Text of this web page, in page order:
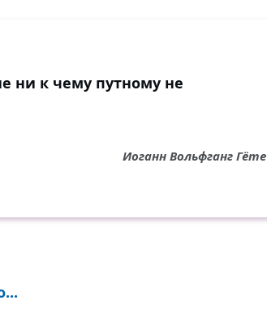
ни к чему путному не
Иоганн Вольфганг Гёте